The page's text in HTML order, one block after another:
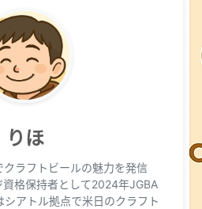
りほ
ラフトビールの魅力を発信
資格保持者として2024年JGBA
アトル拠点で米日のクラフト